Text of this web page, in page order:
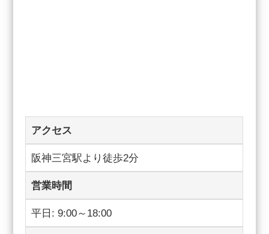
アクセス
阪神三宮駅より徒歩2分
営業時間
平日: 9:00～18:00